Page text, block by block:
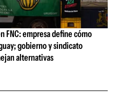
FNC: empresa define cómo
gobierno y sindicato
alternativas